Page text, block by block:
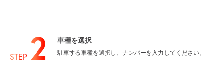
8月15日 (土)
0:00～12:00
¥2,500 ¥2,500
STEP 2 車種を選択
駐車する車種を選択し、ナンバーを入力してください。